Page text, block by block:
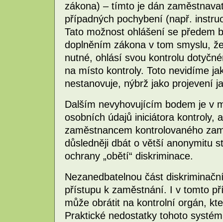
zákona) – tímto je dán
případných pochybení (např.
Tato možnost ohlášení se předem
doplněním zákona v tom smyslu,
nutné, ohlásí svou kontrolu
na místo kontroly. Toto nevidíme
nestanovuje, nýbrž jako projevení
Dalším nevyhovujícím bodem je v
osobních údajů iniciátora kontroly,
zaměstnancem kontrolovaného
důsledněji dbát o větší anonymitu
ochrany „obětí“ diskriminace.
Nezanedbatelnou část
přístupu k zaměstnání. I v tomto
může obrátit na kontrolní orgán,
Praktické nedostatky tohoto